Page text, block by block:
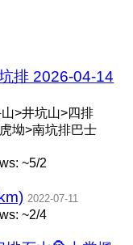
排 2026-04-14
>井坑山>四排
坳>南坑排巴士
~5/2
2022-07-11
~2/4